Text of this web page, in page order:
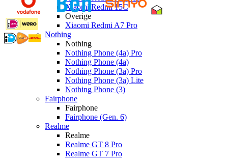
Xiaomi Redmi 15C
Overige
Xiaomi Redmi A7 Pro
Nothing
Nothing
Nothing Phone (4a) Pro
Nothing Phone (4a)
Nothing Phone (3a) Pro
Nothing Phone (3a) Lite
Nothing Phone (3)
Fairphone
Fairphone
Fairphone (Gen. 6)
Realme
Realme
Realme GT 8 Pro
Realme GT 7 Pro